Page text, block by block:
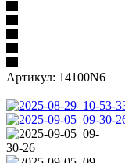
Артикул: 14100N6